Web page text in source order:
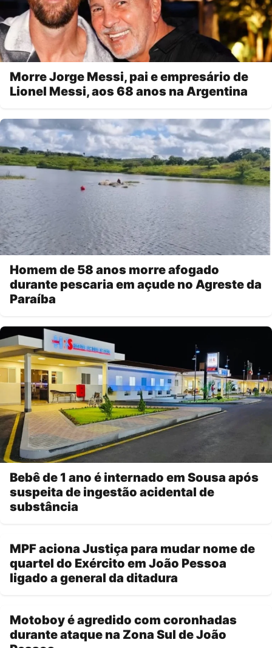
Morre Jorge Messi, pai e empresário de
Lionel Messi, aos 68 anos na Argentina
Homem de 58 anos morre afogado
durante pescaria em açude no Agreste da
Paraíba
Bebê de 1 ano é internado em Sousa após
suspeita de ingestão acidental de
substância
MPF aciona Justiça para mudar nome de
quartel do Exército em João Pessoa
ligado a general da ditadura
Motoboy é agredido com coronhadas
durante ataque na Zona Sul de João